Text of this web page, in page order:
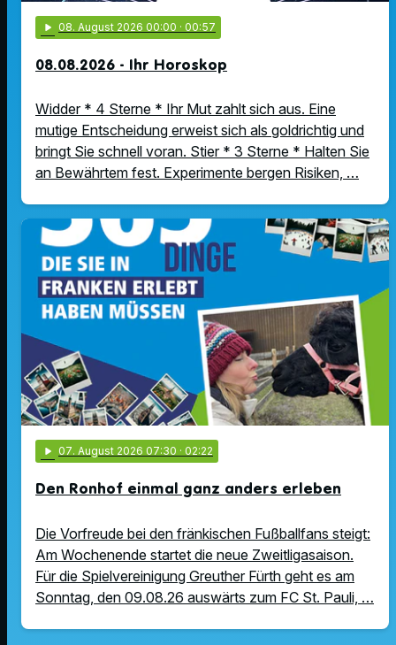
play_arrow 08. August 2026 00:00 · 00:57
08.08.2026 - Ihr Horoskop
Widder * 4 Sterne * Ihr Mut zahlt sich aus. Eine
mutige Entscheidung erweist sich als goldrichtig und
bringt Sie schnell voran. Stier * 3 Sterne * Halten Sie
an Bewährtem fest. Experimente bergen Risiken, …
play_arrow 07. August 2026 07:30 · 02:22
Den Ronhof einmal ganz anders erleben
Die Vorfreude bei den fränkischen Fußballfans steigt:
Am Wochenende startet die neue Zweitligasaison.
Für die Spielvereinigung Greuther Fürth geht es am
Sonntag, den 09.08.26 auswärts zum FC St. Pauli, …